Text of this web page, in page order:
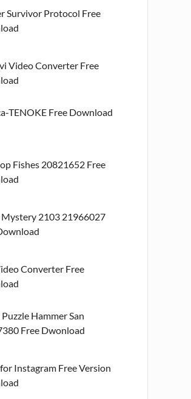
Survivor Protocol Free
Video Converter Free
TENOKE Free Download
Fishes 20821652 Free
Mystery 2103 21966027
Converter Free
Hammer San
Free Dwonload
Instagram Free Version